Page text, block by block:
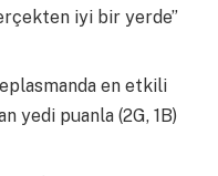
iyi bir yerde”
en etkili
yedi puanla (2G, 1B)